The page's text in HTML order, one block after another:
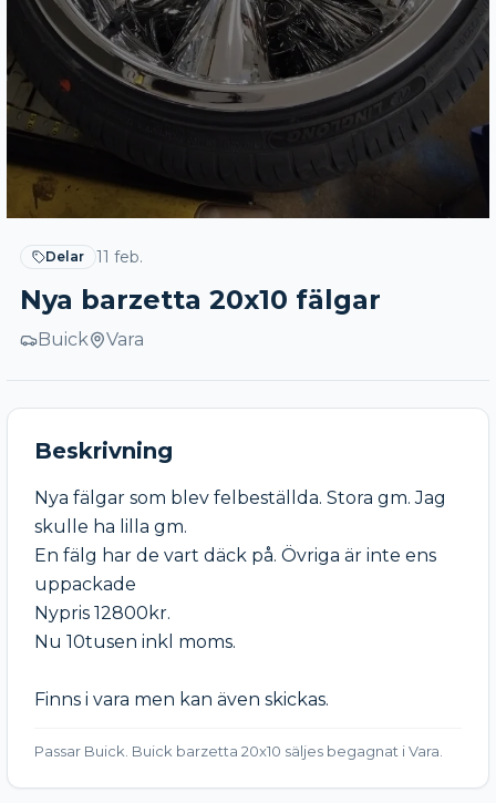
Delar 11 feb.
Nya barzetta 20x10 fälgar
Buick Vara
Beskrivning
Nya fälgar som blev felbeställda. Stora gm. Jag
skulle ha lilla gm.
En fälg har de vart däck på. Övriga är inte ens
uppackade
Nypris 12800kr.
Nu 10tusen inkl moms.
Finns i vara men kan även skickas.
Passar Buick. Buick barzetta 20x10 säljes begagnat i Vara.